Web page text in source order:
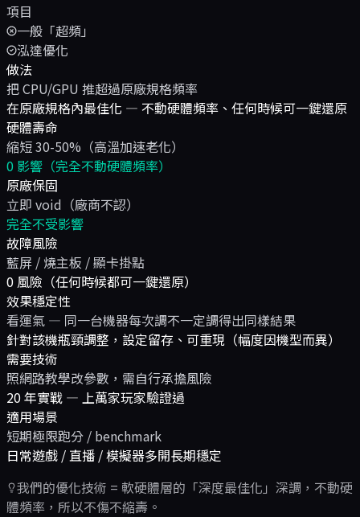
項目
一般「超頻」
泓達優化
做法
把 CPU/GPU 推超過原廠規格頻率
在原廠規格內最佳化 — 不動硬體頻率、任何時候可一鍵還原
硬體壽命
縮短 30-50%（高溫加速老化）
0 影響（完全不動硬體頻率）
原廠保固
立即 void（廠商不認）
完全不受影響
故障風險
藍屏 / 燒主板 / 顯卡掛點
0 風險（任何時候都可一鍵還原）
效果穩定性
看運氣 — 同一台機器每次調不一定調得出同樣結果
針對該機瓶頸調整，設定留存、可重現（幅度因機型而異）
需要技術
照網路教學改參數，需自行承擔風險
20 年實戰 — 上萬家玩家驗證過
適用場景
短期極限跑分 / benchmark
日常遊戲 / 直播 / 模擬器多開長期穩定
我們的優化技術 = 軟硬體層的「深度最佳化」深調，不動硬
體頻率，所以不傷不縮壽。